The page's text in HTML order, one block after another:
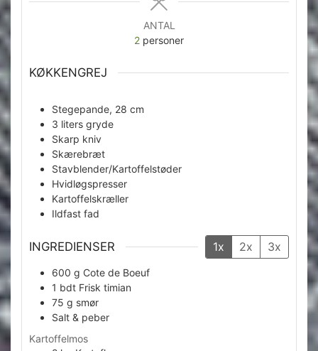
ANTAL
2 personer
KØKKENGREJ
Stegepande, 28 cm
3 liters gryde
Skarp kniv
Skærebræt
Stavblender/Kartoffelstøder
Hvidløgspresser
Kartoffelskræller
Ildfast fad
INGREDIENSER 1x 2x 3x
600 g Cote de Boeuf
1 bdt Frisk timian
75 g smør
Salt & peber
Kartoffelmos